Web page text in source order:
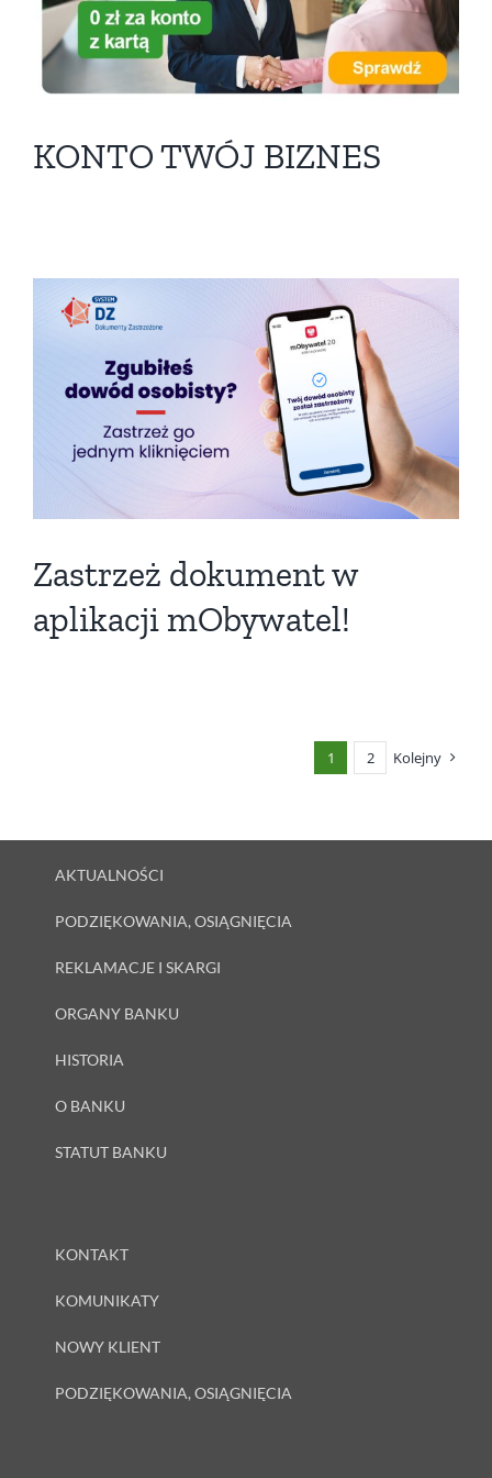
KONTO TWÓJ BIZNES
Zastrzeż dokument w
aplikacji mObywatel!
1 2 Kolejny
AKTUALNOŚCI
PODZIĘKOWANIA, OSIĄGNIĘCIA
REKLAMACJE I SKARGI
ORGANY BANKU
HISTORIA
O BANKU
STATUT BANKU
KONTAKT
KOMUNIKATY
NOWY KLIENT
PODZIĘKOWANIA, OSIĄGNIĘCIA